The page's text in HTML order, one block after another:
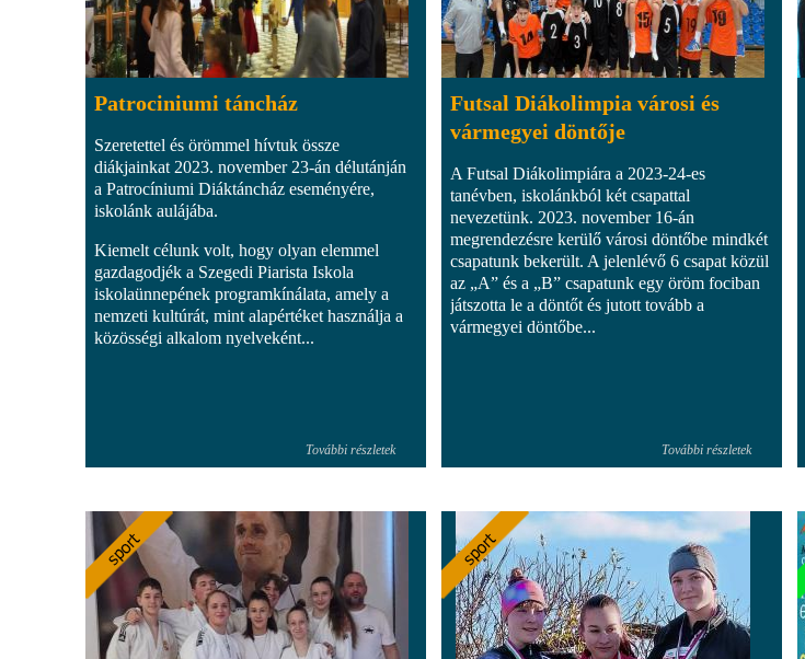
Patrociniumi táncház
Szeretettel és örömmel hívtuk össze
diákjainkat 2023. november 23-án délutánján
a Patrocíniumi Diáktáncház eseményére,
iskolánk aulájába.
Kiemelt célunk volt, hogy olyan elemmel
gazdagodjék a Szegedi Piarista Iskola
iskolaünnepének programkínálata, amely a
nemzeti kultúrát, mint alapértéket használja a
közösségi alkalom nyelveként...
További részletek
Futsal Diákolimpia városi és
vármegyei döntője
A Futsal Diákolimpiára a 2023-24-es
tanévben, iskolánkból két csapattal
nevezetünk. 2023. november 16-án
megrendezésre kerülő városi döntőbe mindkét
csapatunk bekerült. A jelenlévő 6 csapat közül
az „A” és a „B” csapatunk egy öröm fociban
játszotta le a döntőt és jutott tovább a
vármegyei döntőbe...
További részletek